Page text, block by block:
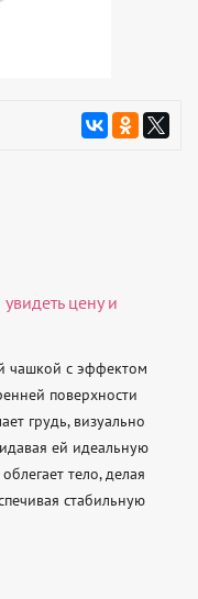
цену и
чашкой с эффектом
поверхности
грудь, визуально
ей идеальную
тело, делая
стабильную